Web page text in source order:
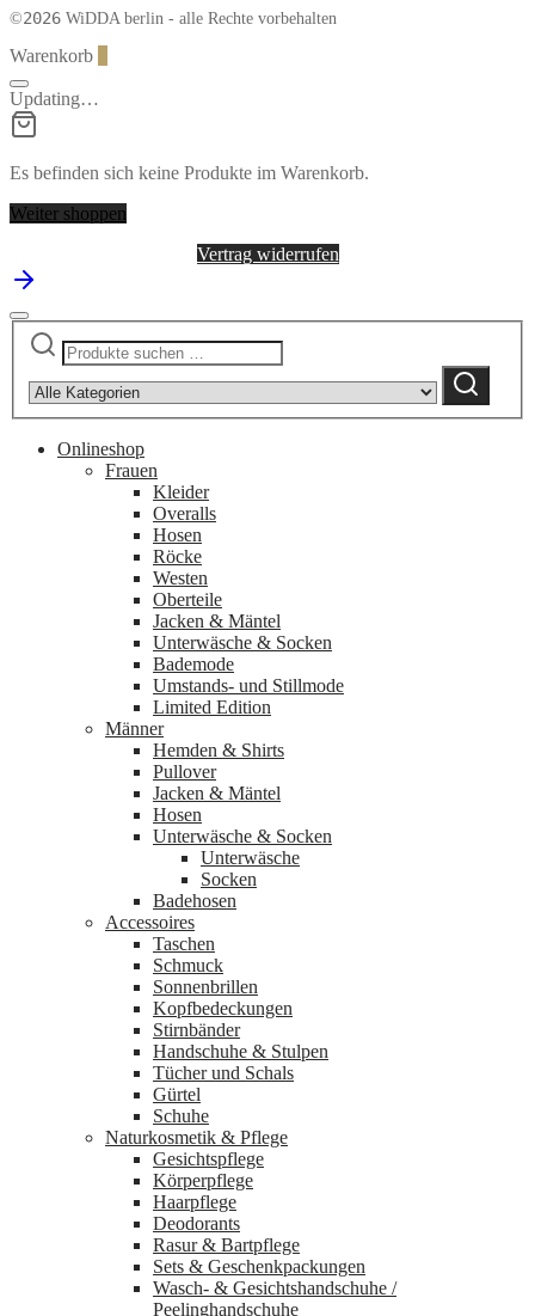
©2026 WiDDA berlin - alle Rechte vorbehalten
Warenkorb
Updating…
Es befinden sich keine Produkte im Warenkorb.
Weiter shoppen
Vertrag widerrufen
Suchen
nach:
category:
Suchen
Onlineshop
Frauen
Kleider
Overalls
Hosen
Röcke
Westen
Oberteile
Jacken & Mäntel
Unterwäsche & Socken
Bademode
Umstands- und Stillmode
Limited Edition
Männer
Hemden & Shirts
Pullover
Jacken & Mäntel
Hosen
Unterwäsche & Socken
Unterwäsche
Socken
Badehosen
Accessoires
Taschen
Schmuck
Sonnenbrillen
Kopfbedeckungen
Stirnbänder
Handschuhe & Stulpen
Tücher und Schals
Gürtel
Schuhe
Naturkosmetik & Pflege
Gesichtspflege
Körperpflege
Haarpflege
Deodorants
Rasur & Bartpflege
Sets & Geschenkpackungen
Wasch‑ & Gesichtshandschuhe /
Peelinghandschuhe